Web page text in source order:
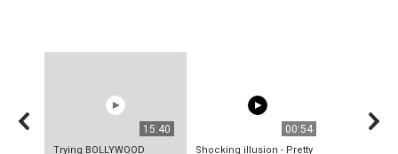
15:40
Trying BOLLYWOOD
00:54
Shocking illusion - Pretty